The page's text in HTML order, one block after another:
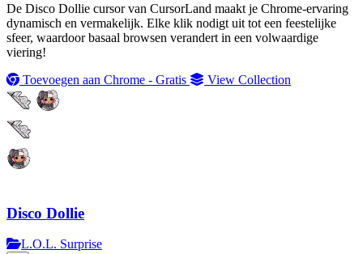
De Disco Dollie cursor van CursorLand maakt je Chrome-ervaring
dynamisch en vermakelijk. Elke klik nodigt uit tot een feestelijke
sfeer, waardoor basaal browsen verandert in een volwaardige
viering!
Toevoegen aan Chrome - Gratis
View Collection
Disco Dollie
L.O.L. Surprise